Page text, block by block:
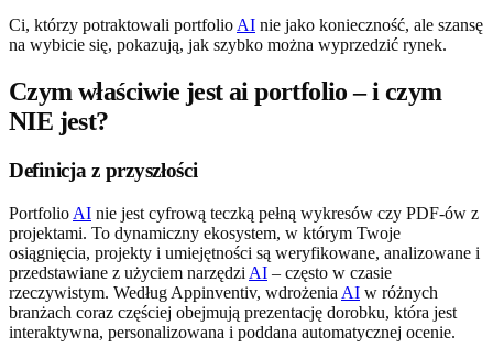
Ci, którzy potraktowali portfolio AI nie jako konieczność, ale szansę
na wybicie się, pokazują, jak szybko można wyprzedzić rynek.
Czym właściwie jest ai portfolio – i czym
NIE jest?
Definicja z przyszłości
Portfolio AI nie jest cyfrową teczką pełną wykresów czy PDF-ów z
projektami. To dynamiczny ekosystem, w którym Twoje
osiągnięcia, projekty i umiejętności są weryfikowane, analizowane i
przedstawiane z użyciem narzędzi AI – często w czasie
rzeczywistym. Według Appinventiv, wdrożenia AI w różnych
branżach coraz częściej obejmują prezentację dorobku, która jest
interaktywna, personalizowana i poddana automatycznej ocenie.